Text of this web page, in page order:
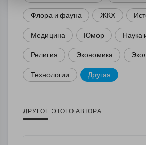
Флора и фауна ЖКХ
Медицина Юмор Наука
Религия Экономика
Технологии Другая
ДРУГОЕ ЭТОГО АВТОРА